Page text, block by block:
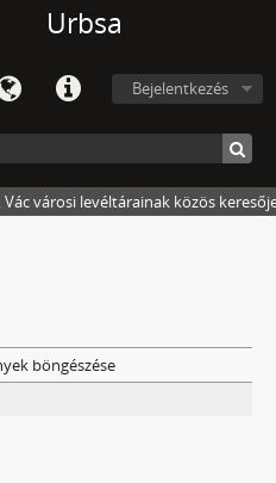
Urbsa
Bejelentkezés
városi levéltárainak közös
böngészése